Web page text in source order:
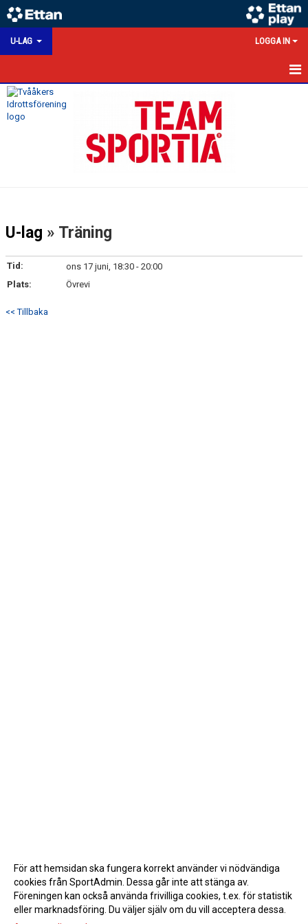
U-LAG LOGGA IN
HEM
BILDGALLERI
U-lag » Träning
Tid:
ons 17 juni, 18:30 - 20:00
Plats:
Övrevi
<< Tillbaka
För att hemsidan ska fungera korrekt använder vi nödvändiga
cookies från SportAdmin. Dessa går inte att stänga av.
Föreningen kan också använda frivilliga cookies, t.ex. för statistik
eller marknadsföring. Du väljer själv om du vill acceptera dessa.